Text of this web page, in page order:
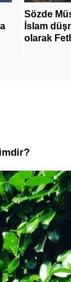
Sözde
İslam
olarak